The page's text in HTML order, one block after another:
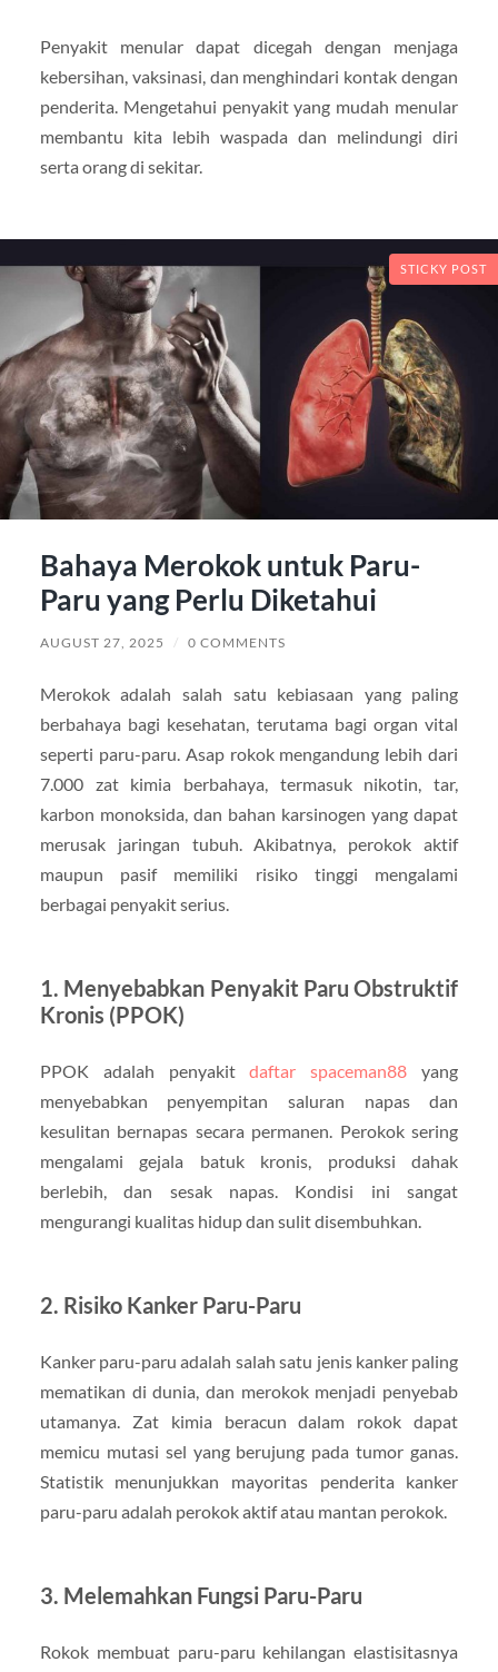
Penyakit menular dapat dicegah dengan menjaga
kebersihan, vaksinasi, dan menghindari kontak dengan
penderita. Mengetahui penyakit yang mudah menular
membantu kita lebih waspada dan melindungi diri
serta orang di sekitar.
STICKY POST
Bahaya Merokok untuk Paru-
Paru yang Perlu Diketahui
AUGUST 27, 2025 / 0 COMMENTS
Merokok adalah salah satu kebiasaan yang paling
berbahaya bagi kesehatan, terutama bagi organ vital
seperti paru-paru. Asap rokok mengandung lebih dari
7.000 zat kimia berbahaya, termasuk nikotin, tar,
karbon monoksida, dan bahan karsinogen yang dapat
merusak jaringan tubuh. Akibatnya, perokok aktif
maupun pasif memiliki risiko tinggi mengalami
berbagai penyakit serius.
1. Menyebabkan Penyakit Paru Obstruktif
Kronis (PPOK)
PPOK adalah penyakitdaftar spaceman88 yang
menyebabkan penyempitan saluran napas dan
kesulitan bernapas secara permanen. Perokok sering
mengalami gejala batuk kronis, produksi dahak
berlebih, dan sesak napas. Kondisi ini sangat
mengurangi kualitas hidup dan sulit disembuhkan.
2. Risiko Kanker Paru-Paru
Kanker paru-paru adalah salah satu jenis kanker paling
mematikan di dunia, dan merokok menjadi penyebab
utamanya. Zat kimia beracun dalam rokok dapat
memicu mutasi sel yang berujung pada tumor ganas.
Statistik menunjukkan mayoritas penderita kanker
paru-paru adalah perokok aktif atau mantan perokok.
3. Melemahkan Fungsi Paru-Paru
Rokok membuat paru-paru kehilangan elastisitasnya